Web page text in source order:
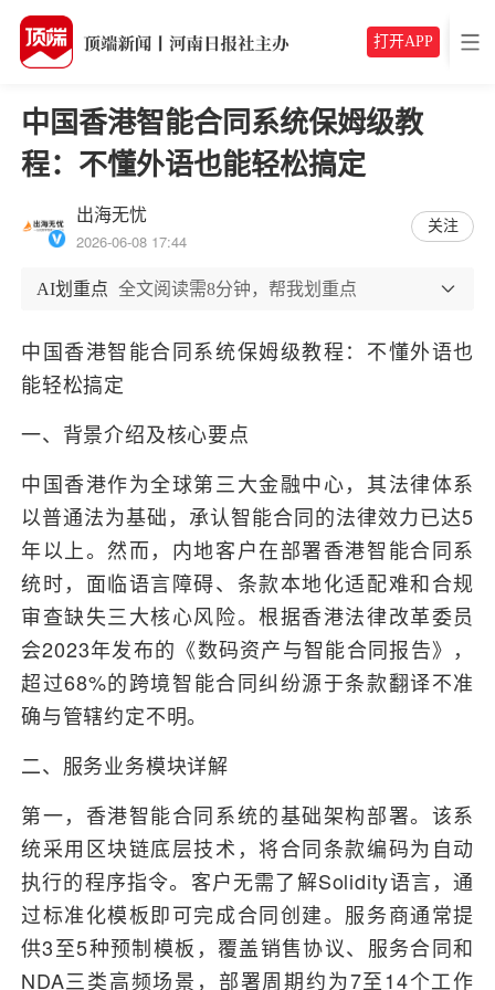
打开APP
中国香港智能合同系统保姆级教
程：不懂外语也能轻松搞定
出海无忧
2026-06-08 17:44
关注
AI划重点 全文阅读需8分钟，帮我划重点
中国香港智能合同系统保姆级教程：不懂外语也
能轻松搞定
一、背景介绍及核心要点
中国香港作为全球第三大金融中心，其法律体系
以普通法为基础，承认智能合同的法律效力已达5
年以上。然而，内地客户在部署香港智能合同系
统时，面临语言障碍、条款本地化适配难和合规
审查缺失三大核心风险。根据香港法律改革委员
会2023年发布的《数码资产与智能合同报告》，
超过68%的跨境智能合同纠纷源于条款翻译不准
确与管辖约定不明。
二、服务业务模块详解
第一，香港智能合同系统的基础架构部署。该系
统采用区块链底层技术，将合同条款编码为自动
执行的程序指令。客户无需了解Solidity语言，通
过标准化模板即可完成合同创建。服务商通常提
供3至5种预制模板，覆盖销售协议、服务合同和
NDA三类高频场景，部署周期约为7至14个工作